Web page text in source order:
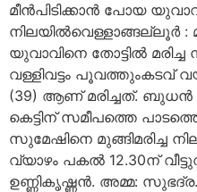
മീൻപിടിക്കാൻ പോയ യുവാവ്
നിലയിൽവെള്ളാങ്ങല്ലൂർ :
യുവാവിനെ തോട്ടിൽ മരിച്ച
വള്ളിവട്ടം പൂവത്തുംകടവ്
(39) ആണ് മരിച്ചത്. ബുധൻ
കെട്ടിന് സമീപത്തെ
സുമേഷിനെ മുങ്ങിമരിച്ച
വ്യാഴം പകൽ 12.30ന്
ഉണ്ണികൃഷ്ണൻ. അമ്മ: